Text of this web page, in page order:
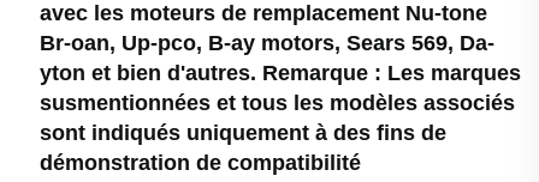
avec les moteurs de remplacement Nu-tone
Br-oan, Up-pco, B-ay motors, Sears 569, Da-
yton et bien d'autres. Remarque : Les marques
susmentionnées et tous les modèles associés
sont indiqués uniquement à des fins de
démonstration de compatibilité